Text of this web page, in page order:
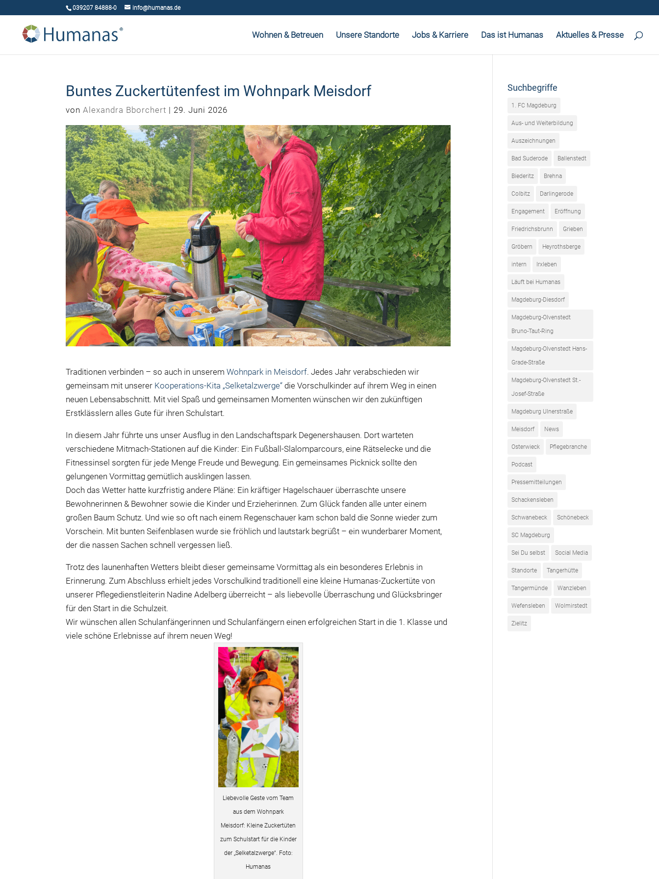
039207 84888-0 info@humanas.de
Wohnen & Betreuen Unsere Standorte Jobs & Karriere Das ist Humanas Aktuelles & Presse
Buntes Zuckertütenfest im Wohnpark Meisdorf
vonAlexandra Bborchert | 29. Juni 2026
Traditionen verbinden – so auch in unseremWohnpark in Meisdorf. Jedes Jahr verabschieden wir
gemeinsam mit unserer Kooperations-Kita „Selketalzwerge“ die Vorschulkinder auf ihrem Weg in einen
neuen Lebensabschnitt. Mit viel Spaß und gemeinsamen Momenten wünschen wir den zukünftigen
Erstklässlern alles Gute für ihren Schulstart.
In diesem Jahr führte uns unser Ausflug in den Landschaftspark Degenershausen. Dort warteten
verschiedene Mitmach-Stationen auf die Kinder: Ein Fußball-Slalomparcours, eine Rätselecke und die
Fitnessinsel sorgten für jede Menge Freude und Bewegung. Ein gemeinsames Picknick sollte den
gelungenen Vormittag gemütlich ausklingen lassen.
Doch das Wetter hatte kurzfristig andere Pläne: Ein kräftiger Hagelschauer überraschte unsere
Bewohnerinnen & Bewohner sowie die Kinder und Erzieherinnen. Zum Glück fanden alle unter einem
großen Baum Schutz. Und wie so oft nach einem Regenschauer kam schon bald die Sonne wieder zum
Vorschein. Mit bunten Seifenblasen wurde sie fröhlich und lautstark begrüßt – ein wunderbarer Moment,
der die nassen Sachen schnell vergessen ließ.
Trotz des launenhaften Wetters bleibt dieser gemeinsame Vormittag als ein besonderes Erlebnis in
Erinnerung. Zum Abschluss erhielt jedes Vorschulkind traditionell eine kleine Humanas-Zuckertüte von
unserer Pflegedienstleiterin Nadine Adelberg überreicht – als liebevolle Überraschung und Glücksbringer
für den Start in die Schulzeit.
Wir wünschen allen Schulanfängerinnen und Schulanfängern einen erfolgreichen Start in die 1. Klasse und
viele schöne Erlebnisse auf ihrem neuen Weg!
Liebevolle Geste vom Team
aus dem Wohnpark
Meisdorf: Kleine Zuckertüten
zum Schulstart für die Kinder
der „Selketalzwerge“. Foto:
Humanas
Suchbegriffe
1. FC Magdeburg
Aus- und Weiterbildung
Auszeichnungen
Bad Suderode Ballenstedt
Biederitz Brehna
Colbitz Darlingerode
Engagement Eröffnung
Friedrichsbrunn Grieben
Gröbern Heyrothsberge
intern Irxleben
Läuft bei Humanas
Magdeburg-Diesdorf
Magdeburg-Olvenstedt
Bruno-Taut-Ring
Magdeburg-Olvenstedt Hans-
Grade-Straße
Magdeburg-Olvenstedt St.-
Josef-Straße
Magdeburg Ulnerstraße
Meisdorf News
Osterwieck Pflegebranche
Podcast
Pressemitteilungen
Schackensleben
Schwanebeck Schönebeck
SC Magdeburg
Sei Du selbst Social Media
Standorte Tangerhütte
Tangermünde Wanzleben
Wefensleben Wolmirstedt
Zielitz